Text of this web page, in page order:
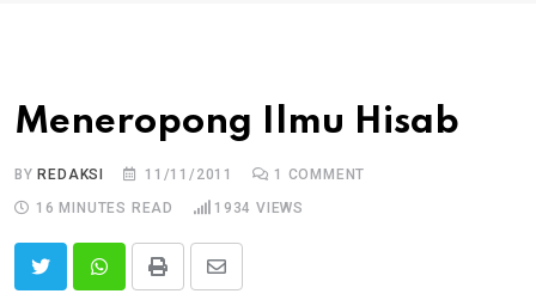
Meneropong Ilmu Hisab
BYREDAKSI 11/11/2011 1 COMMENT
16 MINUTES READ
1934 VIEWS
Print
Share